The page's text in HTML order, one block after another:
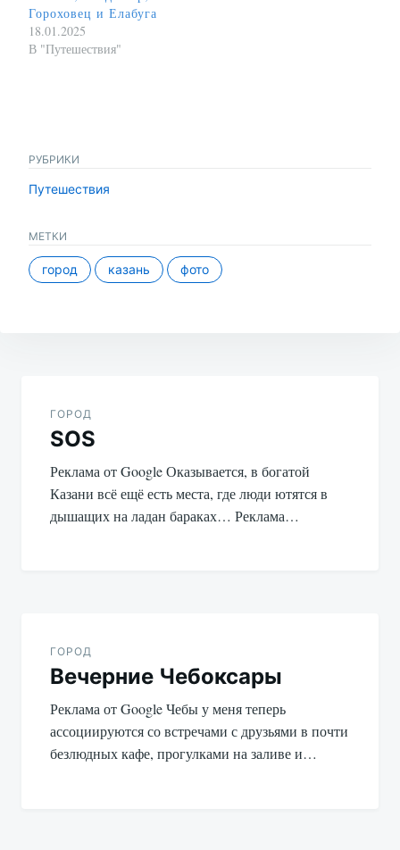
Гороховец и Елабуга
18.01.2025
В "Путешествия"
РУБРИКИ
Путешествия
МЕТКИ
город казань фото
записям
ГОРОД
SOS
Реклама от Google Оказывается, в богатой
Казани всё ещё есть места, где люди ютятся в
дышащих на ладан бараках… Реклама…
ГОРОД
Вечерние Чебоксары
Реклама от Google Чебы у меня теперь
ассоциируются со встречами с друзьями в почти
безлюдных кафе, прогулками на заливе и…